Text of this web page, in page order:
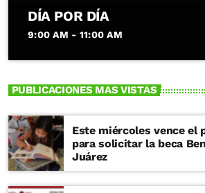
DÍA POR DÍA
9:00 AM - 11:00 AM
PUBLICACIONES MAS VISTAS
Este miércoles vence el
para solicitar la beca
Juárez